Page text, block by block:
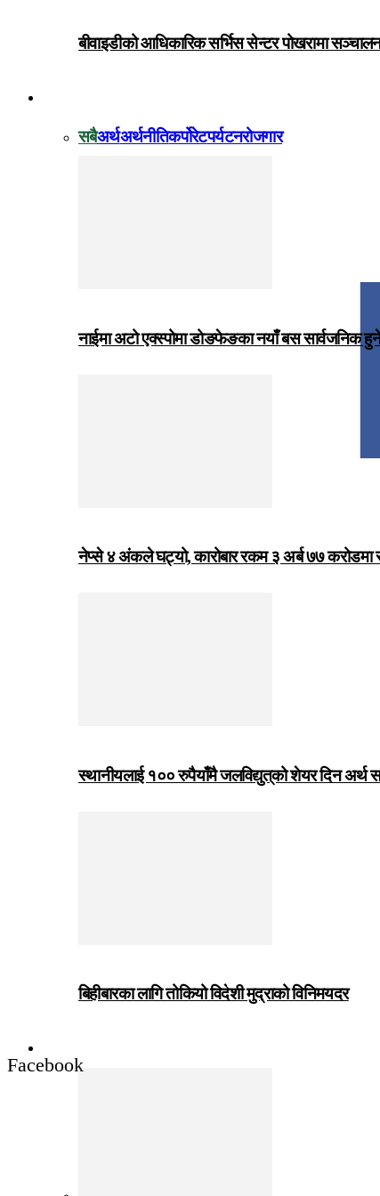
बीवाइडीको आधिकारिक सर्भिस सेन्टर पोखरामा
सबैअर्थअर्थनीतिकर्पोरेटपर्यटनरोजगार
नाईमा अटो एक्स्पोमा डोङफेङका नयाँ बस सार्वजनिक
नेप्से ४ अंकले घट्यो, कारोबार रकम ३ अर्ब ७७ करोडमा
स्थानीयलाई १०० रुपैयाँमै जलविद्युत्‌को शेयर दिन अर्थ
बिहीबारका लागि तोकियो विदेशी मुद्राको विनिमयदर
Facebook